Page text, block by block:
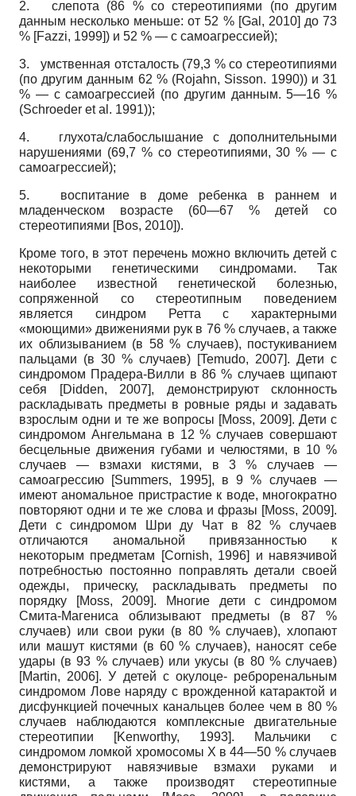
2. слепота (86 % со стереотипиями (по другим
данным несколько меньше: от 52 % [Gal, 2010] до 73
% [Fazzi, 1999]) и 52 % — с самоаг­рессией);
3. умственная отсталость (79,3 % со стереотипиями
(по другим данным 62 % (Rojahn, Sisson. 1990)) и 31
% — с самоаг­рессией (по другим данным. 5—16 %
(Schroeder et al. 1991));
4. глухота/слабослышание с дополнительными
нарушениями (69,7 % со сте­реотипиями, 30 % — с
самоагрессией);
5. воспитание в доме ребенка в раннем и
младенческом возрасте (60—67 % детей со
стереотипиями [Bos, 2010]).
Кроме того, в этот перечень можно включить детей с
некоторыми генетическими синдромами. Так
наиболее известной генетической болезнью,
сопряженной со стереотипным поведением
является синдром Ретта с характерными
«моющими» движениями рук в 76 % случаев, а также
их облизыванием (в 58 % случаев), постукиванием
пальцами (в 30 % случаев) [Temudo, 2007]. Дети с
синдромом Прадера-Вилли в 86 % случаев щипают
себя
[Didden, 2007], демонстрируют склонность
раскладывать предметы в ровные ряды и задавать
взрослым одни и те же вопросы [Moss, 2009]. Дети с
синдромом Ангельмана в 12 % случаев совершают
бесцельные движения губами и челюстями, в 10 %
случаев — взмахи кистями, в 3 % случаев —
самоагрессию
[Summers, 1995], в 9 % случаев —
имеют аномальное пристрастие к воде, многократно
повторяют одни и те же слова и фразы [Moss, 2009].
Дети с синдромом Шри ду Чат в 82 % случаев
отличаются аномальной привязанностью к
некоторым предметам
[Cornish, 1996]
и навязчивой
потребностью постоянно поправлять детали своей
одежды, прическу, раскладывать предметы по
порядку
[Moss, 2009]. Многие дети с синдромом
Смита-Магениса облизывают предметы (в 87 %
случаев) или свои руки (в 80 % случаев), хлопают
или машут кистями (в 60 % случаев), наносят себе
удары (в 93 % случаев) или укусы (в 80 % случаев)
[Martin, 2006]. У детей с окулоце- реброренальным
синдромом Лове наряду с врожденной катарактой и
дисфункцией почечных канальцев более чем в 80 %
случаев наблюдаются комплексные двигательные
стереотипии
[Kenworthy, 1993]. Мальчики с
синдромом ломкой хромосомы X в 44—50 % случаев
демонстрируют навязчивые взмахи руками и
кистями, а также производят стереотипные